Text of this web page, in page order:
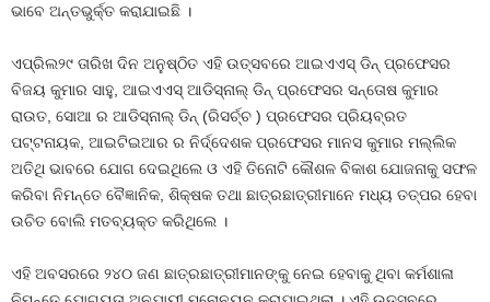
ଭାବେ ଅନ୍ତଭୁର୍କ୍ତ କରାଯାଇଛି ।
ଏପ୍ରିଲ୨୯ ତାରିଖ ଦିନ ଅନୁଷ୍ଠିତ ଏହି ଉତ୍ସବରେ ଆଇଏଏସ୍ ଡିନ୍ ପ୍ରଫେସର
ବିଜୟ କୁମାର ସାହୁ, ଆଇଏଏସ୍ ଆଡିସ୍‌ନାଲ୍ ଡିନ୍ ପ୍ରଫେସର ସନ୍ତୋଷ କୁମାର
ରାଉତ, ସୋଆ ର ଆଡିସ୍‌ନାଲ୍ ଡିନ୍ (ରିସର୍ଚ୍ଚ ) ପ୍ରଫେସର ପ୍ରିୟବ୍ରତ
ପଟ୍ଟନାୟକ, ଆଇଟିଇଆର ର ନିର୍ଦ୍ଦେଶକ ପ୍ରଫେସର ମାନସ କୁମାର ମଲ୍ଲିକ
ଅତିଥି ଭାବରେ ଯୋଗ ଦେଇଥିଲେ ଓ ଏହି ତିନୋଟି କୌଶଳ ବିକାଶ ଯୋଜନାକୁ ସଫଳ
କରିବା ନିମନ୍ତେ ବୈଜ୍ଞାନିକ, ଶିକ୍ଷକ ତଥା ଛାତ୍ରଛାତ୍ରୀମାନେ ମଧ୍ୟ ତତ୍ପର ହେବା
ଉଚିତ ବୋଲି ମତବ୍ୟକ୍ତ କରିଥିଲେ ।
ଏହି ଅବସରରେ ୨୪୦ ଜଣ ଛାତ୍ରଛାତ୍ରୀମାନଙ୍କୁ ନେଇ ହେବାକୁ ଥିବା କର୍ମଶାଳା